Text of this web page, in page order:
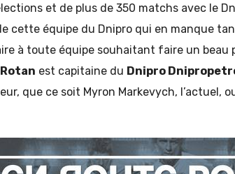
et de plus de 350 matchs avec le
cette équipe du Dnipro qui en manque
à toute équipe souhaitant faire un beau
est capitaine du Dnipro
que ce soit Myron Markevych, l’actuel,